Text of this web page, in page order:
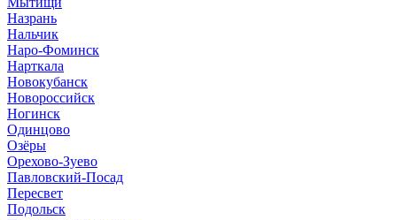
Назрань
Нальчик
Наро-Фоминск
Нарткала
Новокубанск
Новороссийск
Ногинск
Одинцово
Озёры
Орехово-Зуево
Павловский-Посад
Пересвет
Подольск